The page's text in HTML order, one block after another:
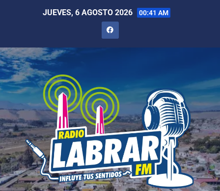
JUEVES, 6 AGOSTO 2026 00:41 AM